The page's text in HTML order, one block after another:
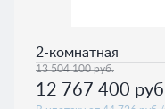
2-комнатная
13 504 100руб.
12 767 400